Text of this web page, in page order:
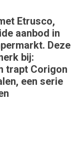
Etrusco,
aanbod in
Deze
bij:
trapt Corigon
een serie